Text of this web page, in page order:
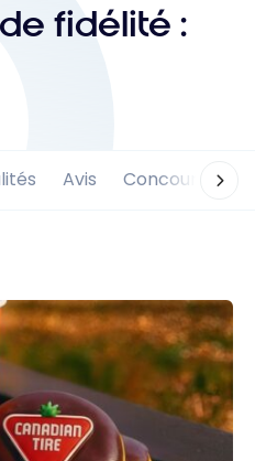
fidélité :
Avis Concours